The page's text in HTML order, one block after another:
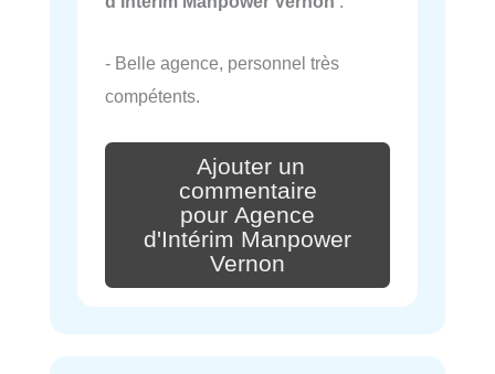
- Belle agence, personnel très
compétents.
Ajouter un
commentaire
pour Agence
d'Intérim Manpower
Vernon